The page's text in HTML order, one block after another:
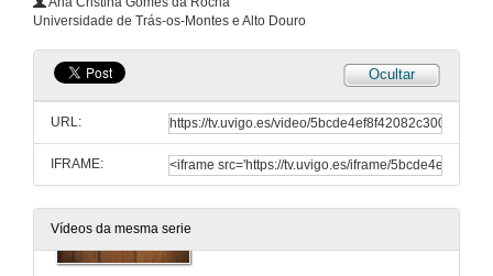
Universidade de Trás-os-Montes e Alto Douro
Ocultar
URL:
IFRAME:
Vídeos da mesma serie
17 de out. de 2018